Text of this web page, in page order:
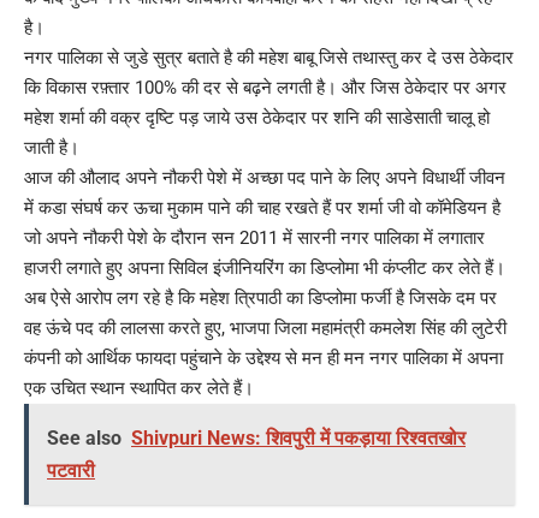
है।
नगर पालिका से जुडे सुत्र बताते है की महेश बाबू जिसे तथास्तु कर दे उस ठेकेदार
कि विकास रफ़्तार 100% की दर से बढ़ने लगती है। और जिस ठेकेदार पर अगर
महेश शर्मा की वक्र दृष्टि पड़ जाये उस ठेकेदार पर शनि की साडेसाती चालू हो
जाती है।
आज की औलाद अपने नौकरी पेशे में अच्छा पद पाने के लिए अपने विधार्थी जीवन
में कडा संघर्ष कर ऊचा मुकाम पाने की चाह रखते हैं पर शर्मा जी वो कॉमेडियन है
जो अपने नौकरी पेशे के दौरान सन 2011 में सारनी नगर पालिका में लगातार
हाजरी लगाते हुए अपना सिविल इंजीनियरिंग का डिप्लोमा भी कंप्लीट कर लेते हैं।
अब ऐसे आरोप लग रहे है कि महेश त्रिपाठी का डिप्लोमा फर्जी है जिसके दम पर
वह ऊंचे पद की लालसा करते हुए, भाजपा जिला महामंत्री कमलेश सिंह की लुटेरी
कंपनी को आर्थिक फायदा पहुंचाने के उद्देश्य से मन ही मन नगर पालिका में अपना
एक उचित स्थान स्थापित कर लेते हैं।
See also Shivpuri News: शिवपुरी में पकड़ाया रिश्वतखोर
पटवारी